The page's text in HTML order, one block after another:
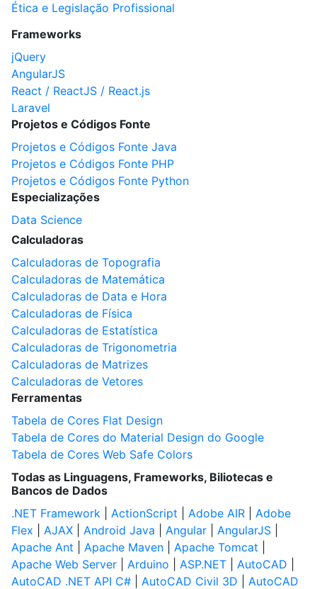
Ética e Legislação Profissional
Frameworks
jQuery
AngularJS
React / ReactJS / React.js
Laravel
Projetos e Códigos Fonte
Projetos e Códigos Fonte Java
Projetos e Códigos Fonte PHP
Projetos e Códigos Fonte Python
Especializações
Data Science
Calculadoras
Calculadoras de Topografia
Calculadoras de Matemática
Calculadoras de Data e Hora
Calculadoras de Física
Calculadoras de Estatística
Calculadoras de Trigonometria
Calculadoras de Matrizes
Calculadoras de Vetores
Ferramentas
Tabela de Cores Flat Design
Tabela de Cores do Material Design do Google
Tabela de Cores Web Safe Colors
Todas as Linguagens, Frameworks, Biliotecas e
Bancos de Dados
.NET Framework
ActionScript Adobe AIR
Adobe
Flex
AJAX Android Java Angular AngularJS
Apache Ant
Apache Maven Apache Tomcat
Apache Web Server
Arduino ASP.NET AutoCAD
AutoCAD .NET API C#
AutoCAD Civil 3D
AutoCAD